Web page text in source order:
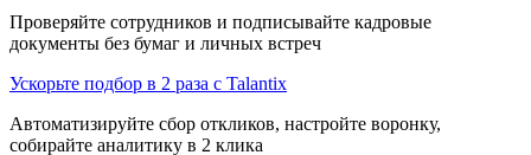
Проверяйте сотрудников и подписывайте кадровые
документы без бумаг и личных встреч
Ускорьте подбор в 2 раза с Talantix
Автоматизируйте сбор откликов, настройте воронку,
собирайте аналитику в 2 клика